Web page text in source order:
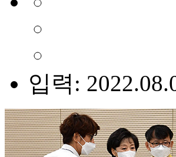
입력: